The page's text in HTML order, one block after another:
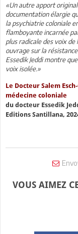
«Un autre apport
documentation élargie
la psychiatrie coloniale
flamboyante incarnée
plus radicale des voix de
ouvrage sur la
Essedik Jeddi montre
voix isolée.»
Le Docteur Salem
médecine coloniale
du docteur Essedik
Editions Santillana,
VOUS AIMEZ